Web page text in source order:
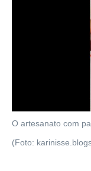
O artesanato com
(Foto: